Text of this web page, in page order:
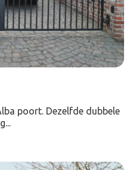
poort. Dezelfde dubbele